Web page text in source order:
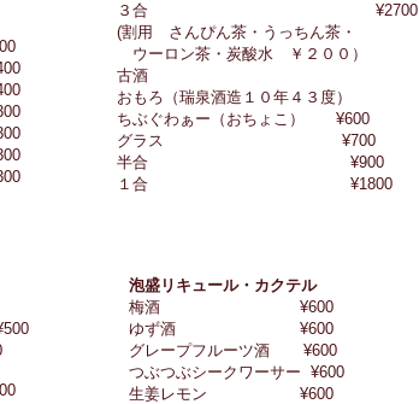
¥500
３合 ¥2700
(割用 さんぴん茶・うっちん茶・
ウーロン茶・炭酸水 ￥２００）
古酒
おもろ（瑞泉酒造１０年４３度）
ちぶぐわぁー（おちょこ） ¥600
グラス ¥700
半合 ¥900
１合 ¥1800
泡盛リキュール・カクテル
梅酒 ¥600
ゆず酒 ¥600
グレープフルーツ酒 ¥600
つぶつぶシークワーサー ¥600
生姜レモン ¥600